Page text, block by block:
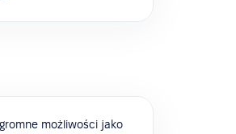
możliwości jako